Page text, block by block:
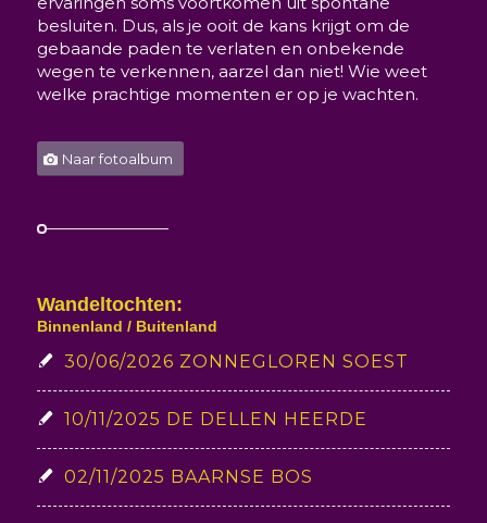
besluiten. Dus, als je ooit de kans krijgt om de
gebaande paden te verlaten en onbekende
wegen te verkennen, aarzel dan niet! Wie weet
welke prachtige momenten er op je wachten.
Naar fotoalbum
Wandeltochten:
Binnenland / Buitenland
30/06/2026 ZONNEGLOREN SOEST
10/11/2025 DE DELLEN HEERDE
02/11/2025 BAARNSE BOS